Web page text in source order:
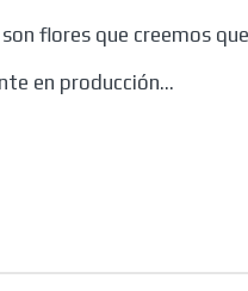
flores que creemos
en producción...